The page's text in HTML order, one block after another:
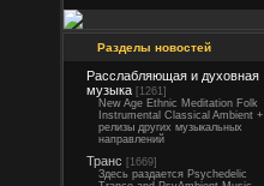
Разделы новостей
Расслабляющая и духовная
музыка [1261]
New Age Ethnic Meditation Folk
Instrumental Classical Ambient +
релизы других музыкальных
направлений
Транс [1669]
Здесь раздается Psychedelic